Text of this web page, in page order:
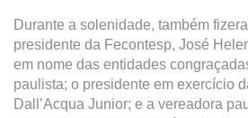
Durante a solenidade, também
presidente da Fecontesp, José
em nome das entidades
paulista; o presidente em exercício
Dall’Acqua Junior; e a vereadora